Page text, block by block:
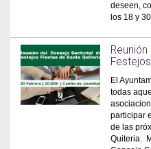
deseen,
los 18 y
Festejos
El
todas
participar
de las
Quiteria.